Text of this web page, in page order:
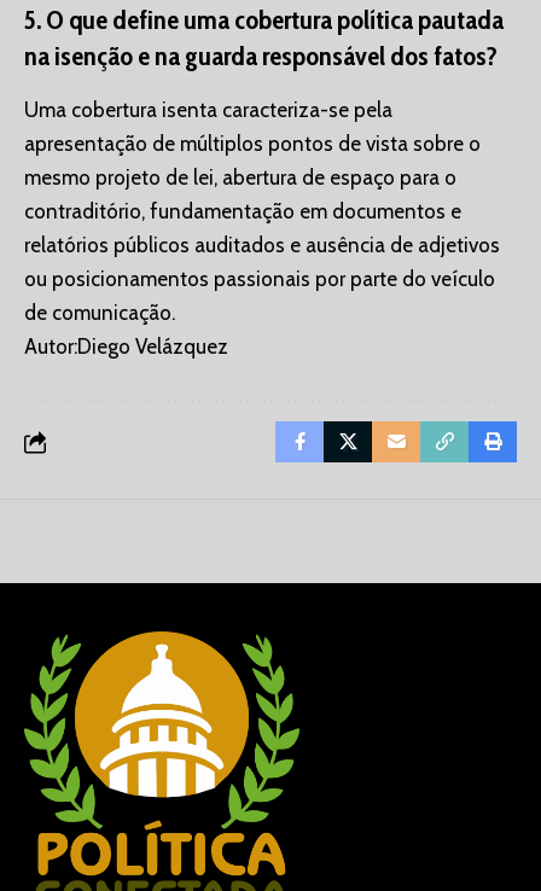
5. O que define uma cobertura política pautada
na isenção e na guarda responsável dos fatos?
Uma cobertura isenta caracteriza-se pela
apresentação de múltiplos pontos de vista sobre o
mesmo projeto de lei, abertura de espaço para o
contraditório, fundamentação em documentos e
relatórios públicos auditados e ausência de adjetivos
ou posicionamentos passionais por parte do veículo
de comunicação.
Autor:Diego Velázquez